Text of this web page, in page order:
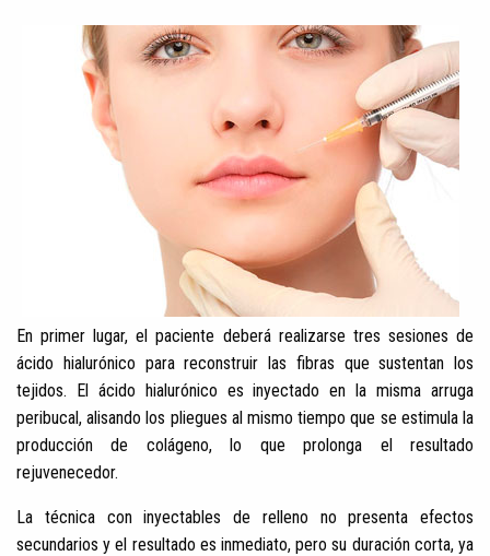
En primer lugar, el paciente deberá realizarse tres sesiones de
ácido hialurónico para reconstruir las fibras que sustentan los
tejidos. El ácido hialurónico es inyectado en la misma arruga
peribucal, alisando los pliegues al mismo tiempo que se estimula la
producción de colágeno, lo que prolonga el resultado
rejuvenecedor.
La técnica con inyectables de relleno no presenta efectos
secundarios y el resultado es inmediato, pero su duración corta, ya